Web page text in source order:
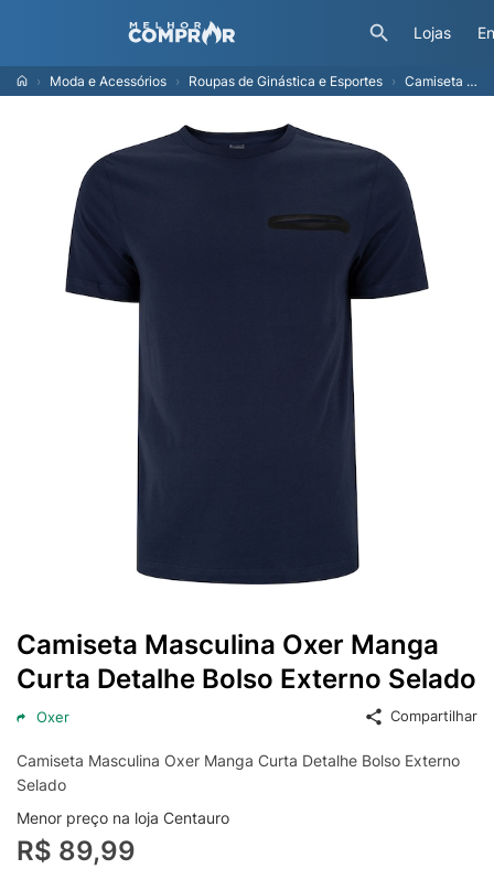
Lojas
Moda e Acessórios Roupas de Ginástica e Esportes Camiseta Masculina Oxer Manga Curta Detalhe Bolso Externo Selado
Camiseta Masculina Oxer Manga
Curta Detalhe Bolso Externo Selado
Oxer Compartilhar
Camiseta Masculina Oxer Manga Curta Detalhe Bolso Externo
Selado
Menor preço na loja Centauro
R$ 89,99